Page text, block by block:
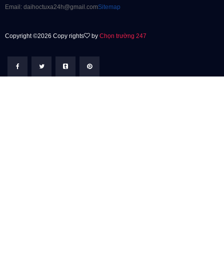
Email: daihoctuxa24h@gmail.comSitemap
Copyright ©2026 Copy rights by Chọn trường 247